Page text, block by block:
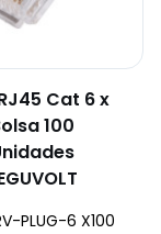
Cat 6 x
100
PLUG-6 X100